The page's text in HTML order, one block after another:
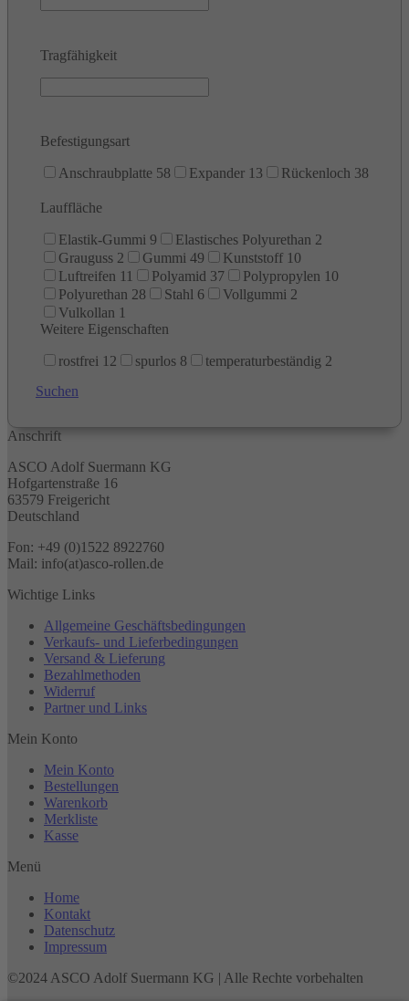
Tragfähigkeit
Befestigungsart
Anschraubplatte 58 Expander 13 Rückenloch 38
Lauffläche
Elastik-Gummi 9 Elastisches Polyurethan 2
Grauguss 2 Gummi 49 Kunststoff 10
Luftreifen 11 Polyamid 37 Polypropylen 10
Polyurethan 28 Stahl 6 Vollgummi 2
Vulkollan 1
Weitere Eigenschaften
rostfrei 12 spurlos 8 temperaturbeständig 2
Suchen
Anschrift
ASCO Adolf Suermann KG
Hofgartenstraße 16
63579 Freigericht
Deutschland
Fon: +49 (0)1522 8922760
Mail: info(at)asco-rollen.de
Wichtige Links
Allgemeine Geschäftsbedingungen
Verkaufs- und Lieferbedingungen
Versand & Lieferung
Bezahlmethoden
Widerruf
Partner und Links
Mein Konto
Mein Konto
Bestellungen
Warenkorb
Merkliste
Kasse
Menü
Home
Kontakt
Datenschutz
Impressum
©2024 ASCO Adolf Suermann KG | Alle Rechte vorbehalten